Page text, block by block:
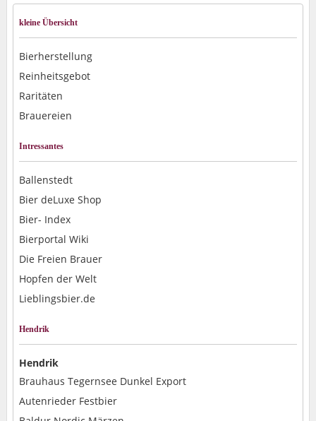
kleine Übersicht
Bierherstellung
Reinheitsgebot
Raritäten
Brauereien
Intressantes
Ballenstedt
Bier deLuxe Shop
Bier- Index
Bierportal Wiki
Die Freien Brauer
Hopfen der Welt
Lieblingsbier.de
Hendrik
Hendrik
Brauhaus Tegernsee Dunkel Export
Autenrieder Festbier